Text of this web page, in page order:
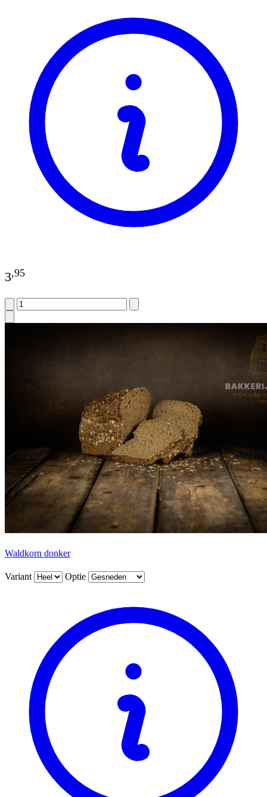
3,95
Waldkorn donker
Variant Optie